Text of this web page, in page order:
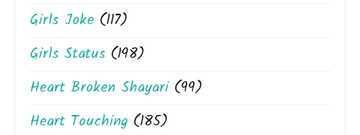
Girls Joke (117)
Girls Status (198)
Heart Broken Shayari(99)
Heart Touching (185)